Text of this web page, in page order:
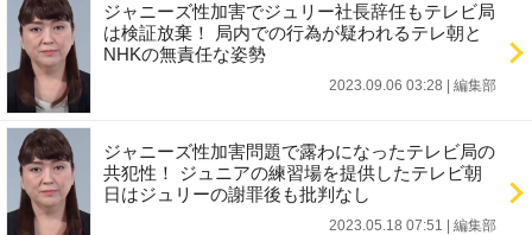
ジャニーズ性加害でジュリー社長辞任もテレビ局
は検証放棄！ 局内での行為が疑われるテレ朝と
NHKの無責任な姿勢
2023.09.06 03:28 編集部
ジャニーズ性加害問題で露わになったテレビ局の
共犯性！ ジュニアの練習場を提供したテレビ朝
日はジュリーの謝罪後も批判なし
2023.05.18 07:51 編集部